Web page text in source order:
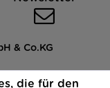
& Co.KG
Cookies
die für den